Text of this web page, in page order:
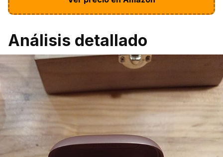
Análisis detallado